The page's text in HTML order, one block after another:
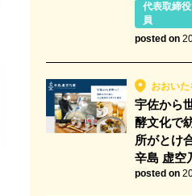
代表取締
員
posted on
おおい
宇佐から
酵文化で
所がとけ
辛島 虚空
posted on